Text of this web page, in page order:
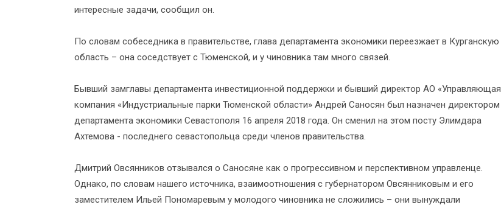
интересные задачи, сообщил он.
По словам собеседника в правительстве, глава департамента экономики переезжает в Курганскую
область – она соседствует с Тюменской, и у чиновника там много связей.
Бывший замглавы департамента инвестиционной поддержки и бывший директор АО «Управляющая
компания «Индустриальные парки Тюменской области» Андрей Саносян был назначен директором
департамента экономики Севастополя 16 апреля 2018 года. Он сменил на этом посту Элимдара
Ахтемова - последнего севастопольца среди членов правительства.
Дмитрий Овсянников отзывался о Саносяне как о прогрессивном и перспективном управленце.
Однако, по словам нашего источника, взаимоотношения с губернатором Овсянниковым и его
заместителем Ильей Пономаревым у молодого чиновника не сложились – они вынуждали